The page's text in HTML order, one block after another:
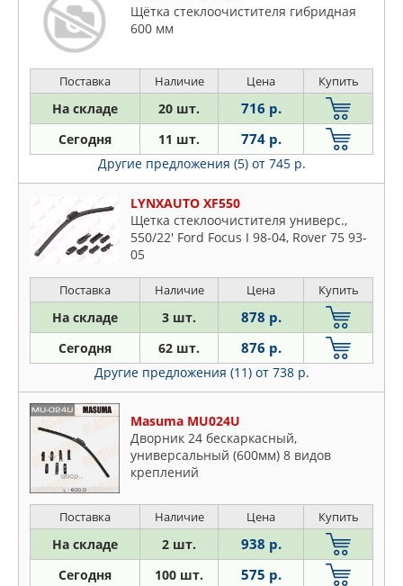
Щётка стеклоочистителя гибридная
600 мм
Поставка Наличие Цена Купить
На складе 20 шт. 716 р.
Сегодня 11 шт. 774 р.
Другие предложения (5) от 745 р.
LYNXAUTO XF550
Щетка стеклоочистителя универс.,
550/22' Ford Focus I 98-04, Rover 75 93-
05
Поставка Наличие Цена Купить
На складе 3 шт. 878 р.
Сегодня 62 шт. 876 р.
Другие предложения (11) от 738 р.
Masuma MU024U
Дворник 24 бескаркасный,
универсальный (600мм) 8 видов
креплений
Поставка Наличие Цена Купить
На складе 2 шт. 938 р.
Сегодня 100 шт. 575 р.